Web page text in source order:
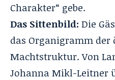
Charakter“ gebe.
Das Sittenbild: Die
das Organigramm der
Machtstruktur. Von
Johanna Mikl-Leitner